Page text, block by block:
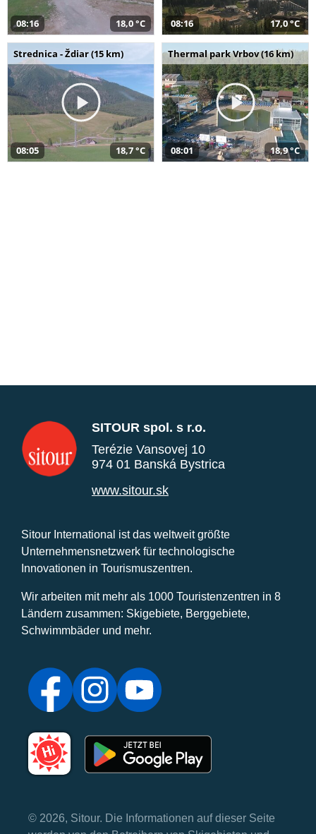
08:16 18,0 °C 08:16 17,0 °C
Strednica - Ždiar (15 km)
08:05 18,7 °C
Thermal park Vrbov (16 km)
08:01 18,9 °C
SITOUR spol. s r.o.
Terézie Vansovej 10
974 01 Banská Bystrica
www.sitour.sk
Sitour International ist das weltweit größte
Unternehmensnetzwerk für technologische
Innovationen in Tourismuszentren.
Wir arbeiten mit mehr als 1000 Touristenzentren in 8
Ländern zusammen: Skigebiete, Berggebiete,
Schwimmbäder und mehr.
© 2026, Sitour. Die Informationen auf dieser Seite